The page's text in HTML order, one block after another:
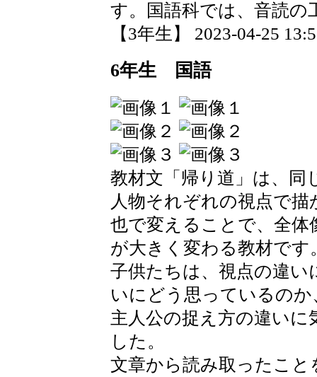
す。国語科では、音読
【3年生】 2023-04-25
6年生 国語
教材文「帰り道」は、同
人物それぞれの視点で
也で変えることで、全体
が大きく変わる教材です
子供たちは、視点の違い
いにどう思っているの
主人公の捉え方の違い
した。
文章から読み取ったこ